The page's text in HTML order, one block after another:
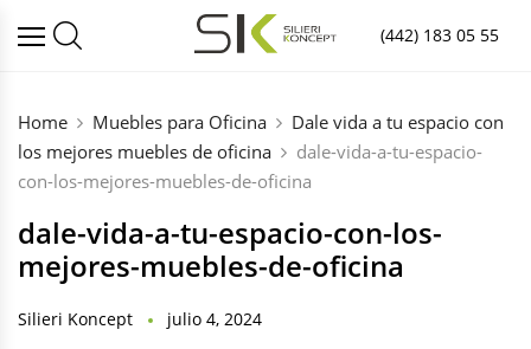
(442) 183 05 55
Home Muebles para Oficina
Dale vida a tu espacio con
los mejores muebles de oficina
dale-vida-a-tu-espacio-
con-los-mejores-muebles-de-oficina
dale-vida-a-tu-espacio-con-los-
mejores-muebles-de-oficina
Silieri Koncept julio 4, 2024